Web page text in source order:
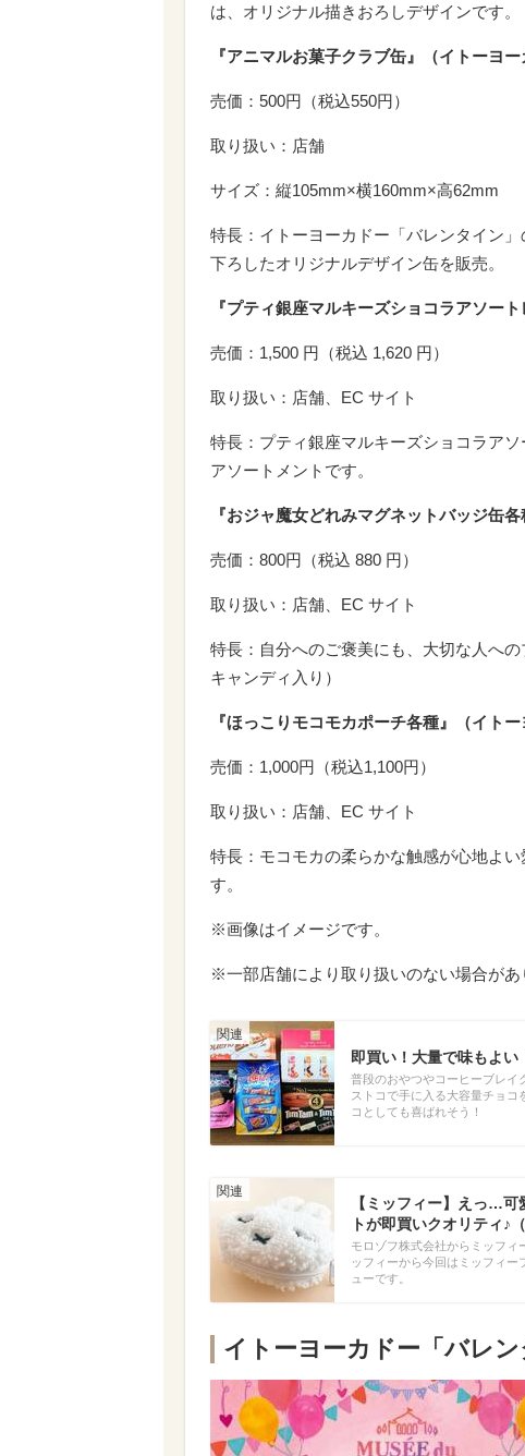
は、オリジナル描きおろしデザインです。
『アニマルお菓子クラブ缶』（イトーヨー
売価：500円（税込550円）
取り扱い：店舗
サイズ：縦105mm×横160mm×高62mm
特長：イトーヨーカドー「バレンタイン
下ろしたオリジナルデザイン缶を販売。
『プティ銀座マルキーズショコラアソー
売価：1,500 円（税込 1,620 円）
取り扱い：店舗、EC サイト
特長：プティ銀座マルキーズショコラア
アソートメントです。
『おジャ魔女どれみマグネットバッジ缶
売価：800円（税込 880 円）
取り扱い：店舗、EC サイト
特長：自分へのご褒美にも、大切な人へ
キャンディ入り）
『ほっこりモコモカポーチ各種』（イトー
売価：1,000円（税込1,100円）
取り扱い：店舗、EC サイト
特長：モコモカの柔らかな触感が心地よ
す。
※画像はイメージです。
※一部店舗により取り扱いのない場合があ
即買い！大量で味もよ
普段のおやつやコーヒーブレイ
ストコで手に入る大容量チョコ
コとしても喜ばれそう！
【ミッフィー】えっ…
トが即買いクオリティ♪
モロゾフ株式会社からミッフィ
ッフィーから今回はミッフィ
ューです。
イトーヨーカドー「バレ